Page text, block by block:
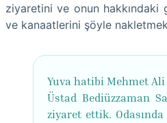
ziyaretini ve onun hakkındaki
ve kanaatlerini şöyle
Yuva hatibi Mehmet
Üstad Bediüzzaman
ziyaret ettik.